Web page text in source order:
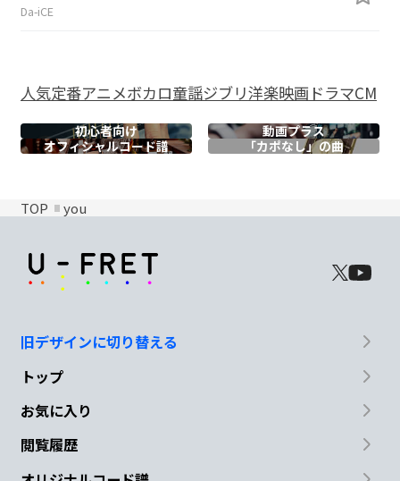
Da-iCE
人気定番アニメボカロ童謡ジブリ洋楽映画ドラマCM
初心者向け
動画プラス
オフィシャルコード譜 「カポなし」の曲
TOP you
旧デザインに切り替える
トップ
お気に入り
閲覧履歴